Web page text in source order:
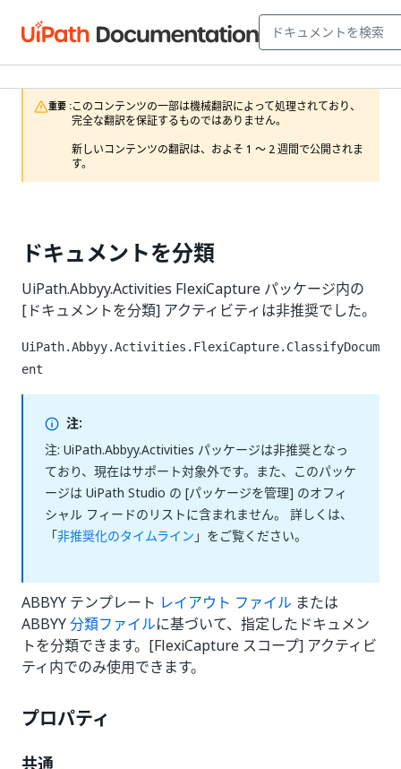
重要 :このコンテンツの一部は機械翻訳によって処理されており、
完全な翻訳を保証するものではありません。
新しいコンテンツの翻訳は、およそ 1 ～ 2 週間で公開されま
す。
ドキュメントを分類
UiPath.Abbyy.Activities FlexiCapture パッケージ内の
[ドキュメントを分類] アクティビティは非推奨でした。
UiPath.Abbyy.Activities.FlexiCapture.ClassifyDocum
ent
注:
注: UiPath.Abbyy.Activities パッケージは非推奨となっ
ており、現在はサポート対象外です。また、このパッケ
ージは UiPath Studio の [パッケージを管理] のオフィ
シャル フィードのリストに含まれません。 詳しくは、
「非推奨化のタイムライン」をご覧ください。
ABBYY テンプレート レイアウト ファイル または
ABBYY分類ファイルに基づいて、指定したドキュメン
トを分類できます。[FlexiCapture スコープ] アクティビ
ティ内でのみ使用できます。
プロパティ
共通